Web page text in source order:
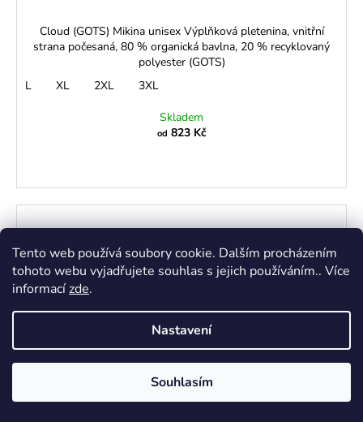
Tento web používá soubory cookie. Dalším procházením
tohoto webu vyjadřujete souhlas s jejich používáním.. Více
informacízde.
Nastavení
Souhlasím
Cloud (GOTS) Mikina unisex Výplňková pletenina, vnitřní
strana počesaná, 80 % organická bavlna, 20 % recyklovaný
polyester (GOTS)
L
XL 2XL 3XL
Skladem
od 823 Kč